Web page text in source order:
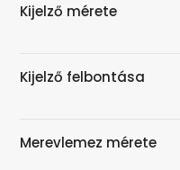
Kijelző mérete
Kijelző felbontása
Merevlemez mérete